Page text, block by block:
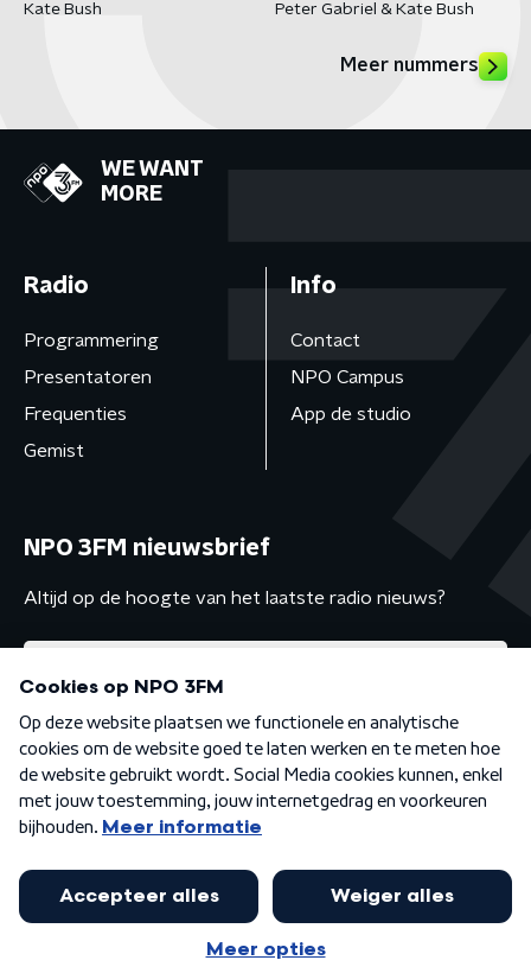
Kate Bush
Peter Gabriel & Kate Bush
Meer nummers
WE WANT
MORE
Radio
Programmering
Presentatoren
Frequenties
Gemist
Info
Contact
NPO Campus
App de studio
NPO 3FM nieuwsbrief
Altijd op de hoogte van het laatste radio nieuws?
Algemene voorwaarden Privacybeleid